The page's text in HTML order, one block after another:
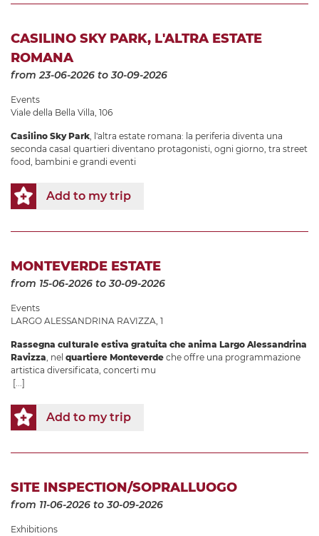
CASILINO SKY PARK, L'ALTRA ESTATE
ROMANA
from 23-06-2026 to 30-09-2026
Events
Viale della Bella Villa, 106
Casilino Sky Park, l'altra estate romana: la periferia diventa una
seconda casaI quartieri diventano protagonisti, ogni giorno, tra street
food, bambini e grandi eventi
Add to my trip
MONTEVERDE ESTATE
from 15-06-2026 to 30-09-2026
Events
LARGO ALESSANDRINA RAVIZZA, 1
Rassegna culturale estiva gratuita che anima Largo Alessandrina
Ravizza, nel quartiere Monteverde che offre una programmazione
artistica diversificata, concerti mu
[...]
Add to my trip
SITE INSPECTION/SOPRALLUOGO
from 11-06-2026 to 30-09-2026
Exhibitions